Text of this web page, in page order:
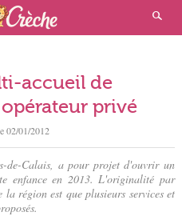
par un opérateur privé
accueil de
privé
02/01/2012
de-Calais, a pour projet d'ouvrir un
enfance en 2013. L'originalité par
région est que plusieurs services et